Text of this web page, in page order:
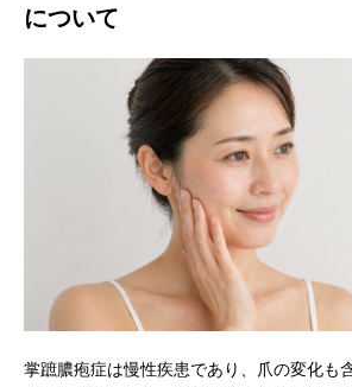
について
掌蹠膿疱症は慢性疾患であり、爪の変化も